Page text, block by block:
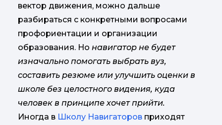
вектор движения, можно дальше
разбираться с конкретными вопросами
профориентации и организации
образования. Но навигатор не будет
изначально помогать выбрать вуз,
составить резюме или улучшить оценки в
школе без целостного видения, куда
человек в принципе хочет прийти.
Иногда в Школу Навигаторов приходят